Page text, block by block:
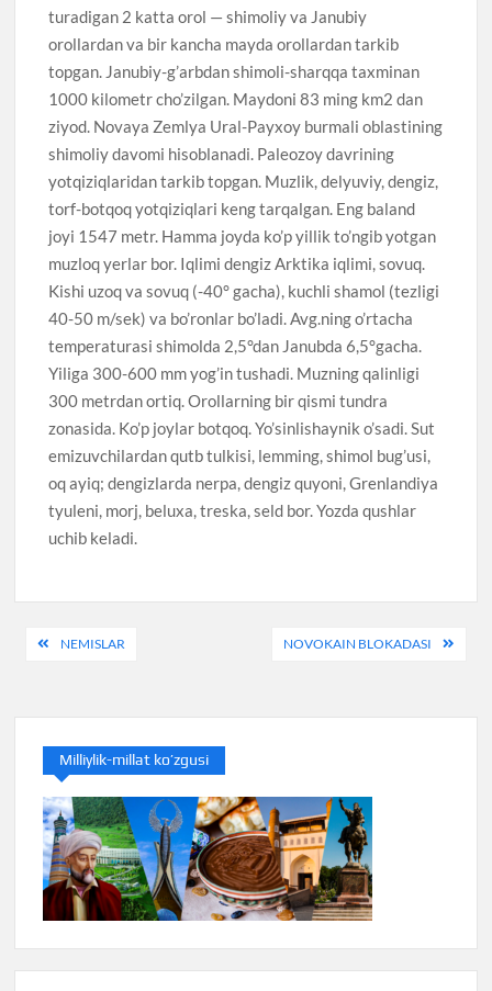
turadigan 2 katta orol — shimoliy va Janubiy
orollardan va bir kancha mayda orollardan tarkib
topgan. Janubiy-g’arbdan shimoli-sharqqa taxminan
1000 kilometr cho’zilgan. Maydoni 83 ming km2 dan
ziyod. Novaya Zemlya Ural-Payxoy burmali oblastining
shimoliy davomi hisoblanadi. Paleozoy davrining
yotqiziqlaridan tarkib topgan. Muzlik, delyuviy, dengiz,
torf-botqoq yotqiziqlari keng tarqalgan. Eng baland
joyi 1547 metr. Hamma joyda ko’p yillik to’ngib yotgan
muzloq yerlar bor. Iqlimi dengiz Arktika iqlimi, sovuq.
Kishi uzoq va sovuq (-40° gacha), kuchli shamol (tezligi
40-50 m/sek) va bo’ronlar bo’ladi. Avg.ning o’rtacha
temperaturasi shimolda 2,5°dan Janubda 6,5°gacha.
Yiliga 300-600 mm yog’in tushadi. Muzning qalinligi
300 metrdan ortiq. Orollarning bir qismi tundra
zonasida. Ko’p joylar botqoq. Yo’sinlishaynik o’sadi. Sut
emizuvchilardan qutb tulkisi, lemming, shimol bug’usi,
oq ayiq; dengizlarda nerpa, dengiz quyoni, Grenlandiya
tyuleni, morj, beluxa, treska, seld bor. Yozda qushlar
uchib keladi.
PostNEMISLAR NOVOKAIN BLOKADASI
Milliylik-millat ko’zgusi